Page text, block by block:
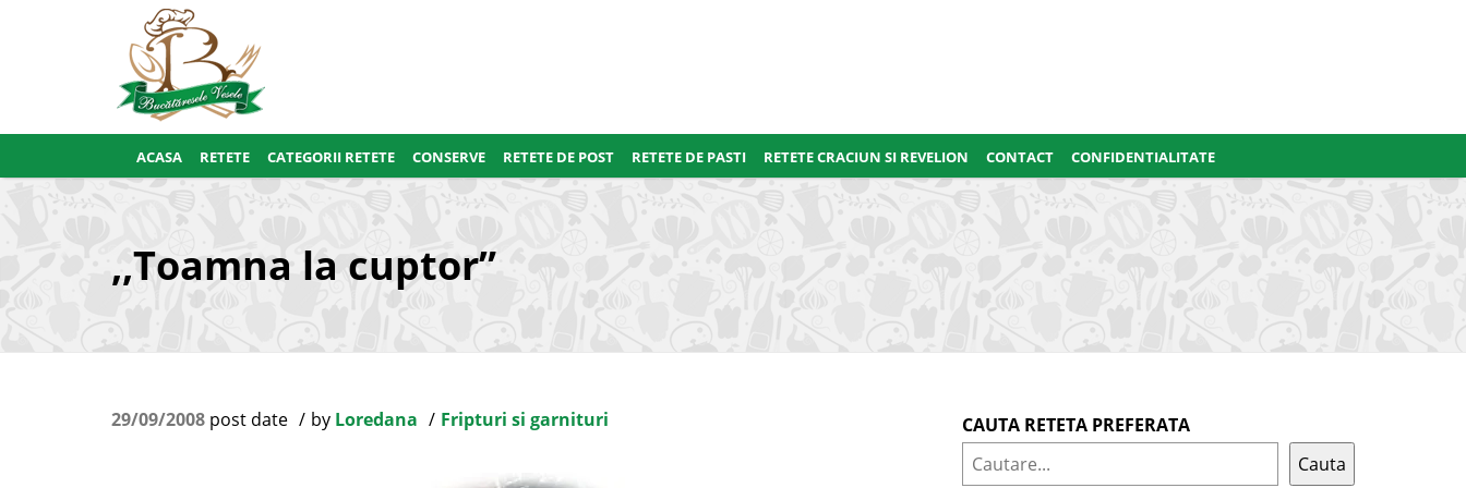
ACASA RETETE CATEGORII RETETE CONSERVE RETETE DE POST RETETE DE PASTI RETETE CRACIUN SI REVELION CONTACT CONFIDENTIALITATE
,,Toamna la cuptor”
29/09/2008 post date by Loredana Fripturi si garnituri
CAUTA RETETA PREFERATA
Cauta